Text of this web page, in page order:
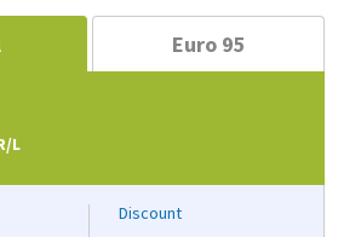
Euro 95
L
Discount